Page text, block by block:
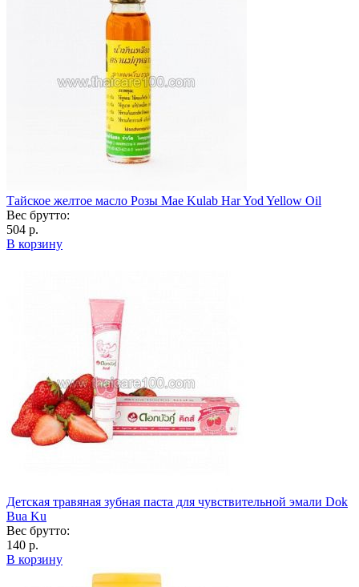
Тайское желтое масло Розы Mae Kulab Har Yod Yellow Oil
Вес брутто:
504 р.
В корзину
Детская травяная зубная паста для чувствительной эмали Dok
Bua Ku
Вес брутто:
140 р.
В корзину